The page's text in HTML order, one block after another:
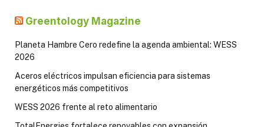
Greentology Magazine
Planeta Hambre Cero redefine la agenda ambiental: WESS
2026
Aceros eléctricos impulsan eficiencia para sistemas
energéticos más competitivos
WESS 2026 frente al reto alimentario